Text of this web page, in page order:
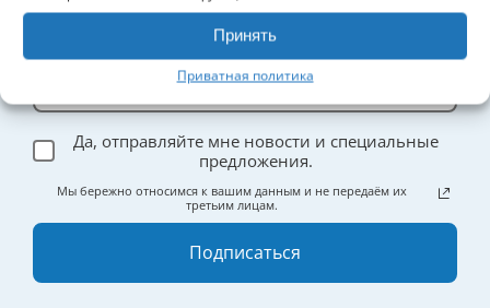
Принять
Приватная политика
Подпишитесь на обновления и получите в подарок5%
на первый заказ.
Да, отправляйте мне новости и специальные
предложения.
Мы бережно относимся к вашим данным и не передаём их
третьим лицам.
Подписаться